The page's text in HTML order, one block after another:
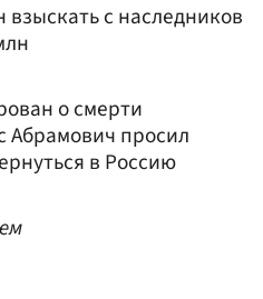
с наследников
о смерти
Абрамович просил
в Россию